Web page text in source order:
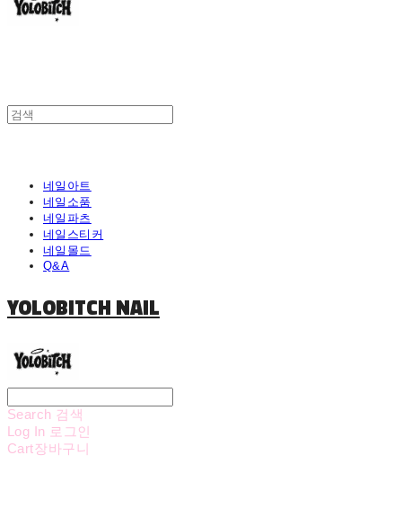
네일아트
네일소품
네일파츠
네일스티커
네일몰드
Q&A
YOLOBITCH NAIL
Search 검색
Log In 로그인
Cart장바구니